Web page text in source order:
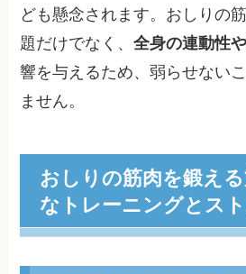
ども懸念されます。おしりの
題だけでなく、全身の連動性
響を与えるため、弱らせない
ません。
おしりの筋肉を鍛え
なトレーニングとス